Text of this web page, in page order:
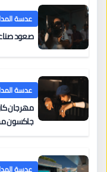
عدسة
صعود
عدسة
جاكسون